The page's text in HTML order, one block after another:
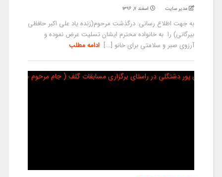
مدیر سایت اسفند ۷, ۱۳۹۶
به جهت اطلاع رسانی: درگذشت مرحوم(زنده یاد علی اکبر حافظی
بیرگانی) را به خانواده محترم ایشان تسلیت عرض نموده و
آرزوی صبر و سلامتی برای خانو [...] ادامه مطلب